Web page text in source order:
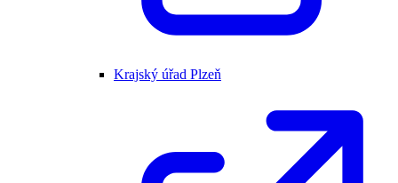
Krajský úřad Plzeň